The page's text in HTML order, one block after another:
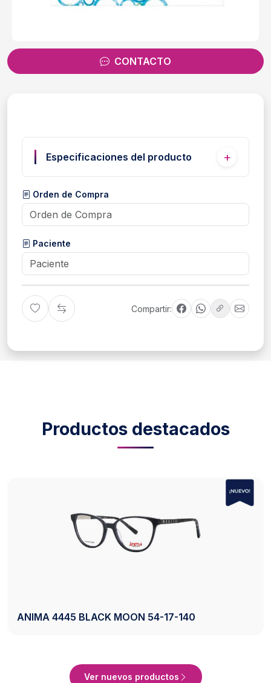
CONTACTO
Especificaciones del producto
Orden de Compra
Paciente
Compartir:
Productos destacados
54-17-140 AXESS 2742 BLACK 50-
Ver nuevos productos